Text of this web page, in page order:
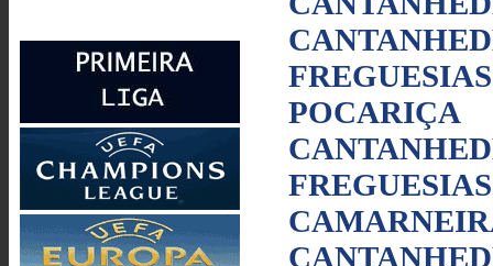
POCARIÇA